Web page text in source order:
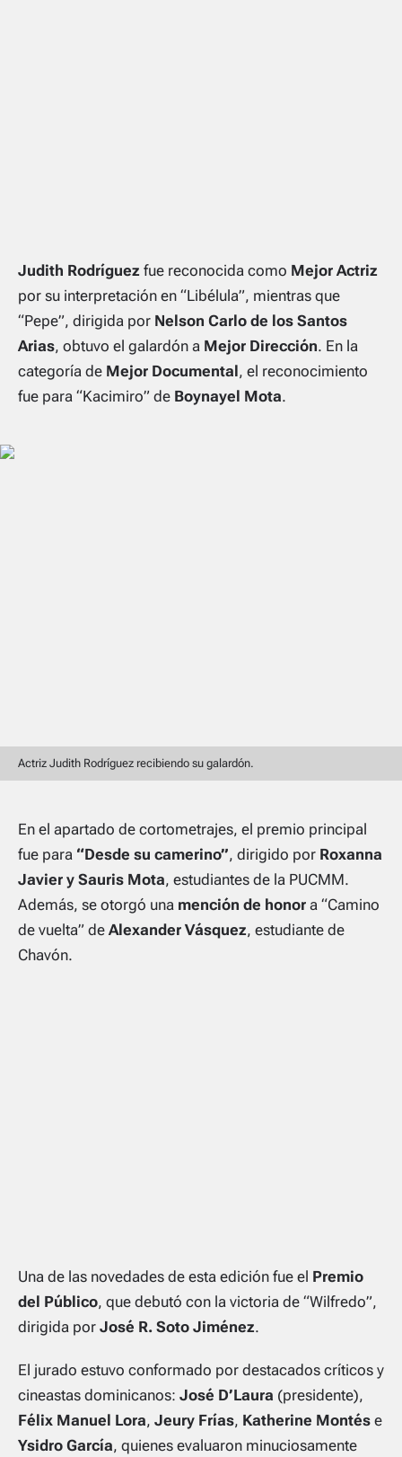
Judith Rodríguez fue reconocida como Mejor Actriz
por su interpretación en “Libélula”, mientras que
“Pepe”, dirigida por Nelson Carlo de los Santos
Arias, obtuvo el galardón a Mejor Dirección. En la
categoría de Mejor Documental, el reconocimiento
fue para “Kacimiro” de Boynayel Mota.
Actriz Judith Rodríguez recibiendo su galardón.
En el apartado de cortometrajes, el premio principal
fue para “Desde su camerino”, dirigido por Roxanna
Javier y Sauris Mota, estudiantes de la PUCMM.
Además, se otorgó una mención de honor a “Camino
de vuelta” de Alexander Vásquez, estudiante de
Chavón.
Una de las novedades de esta edición fue el Premio
del Público, que debutó con la victoria de “Wilfredo”,
dirigida por José R. Soto Jiménez.
El jurado estuvo conformado por destacados críticos y
cineastas dominicanos: José D’Laura (presidente),
Félix Manuel Lora, Jeury Frías, Katherine Montés e
Ysidro García, quienes evaluaron minuciosamente